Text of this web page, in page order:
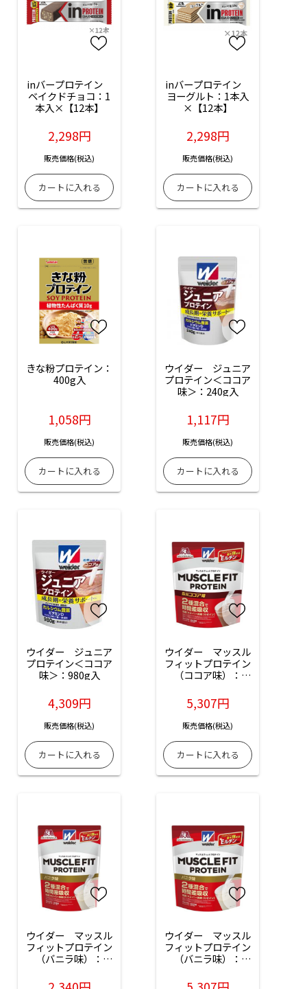
inバープロテイン
ベイクドチョコ：1
本入×【12本】
2,298円
販売価格(税込)
inバープロテイン
ヨーグルト：1本入
×【12本】
2,298円
販売価格(税込)
きな粉プロテイン：
400g入
1,058円
販売価格(税込)
ウイダー　ジュニア
プロテイン＜ココア
味＞：240g入
1,117円
販売価格(税込)
ウイダー　ジュニア
プロテイン＜ココア
味＞：980g入
4,309円
販売価格(税込)
ウイダー　マッスル
フィットプロテイン
（ココア味）：
5,307円
販売価格(税込)
ウイダー　マッスル
フィットプロテイン
（バニラ味）：
ウイダー　マッスル
フィットプロテイン
（バニラ味）：